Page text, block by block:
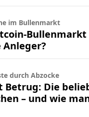
im Bullenmarkt
Bullenmarkt
durch Abzocke
Betrug: Die
– und wie